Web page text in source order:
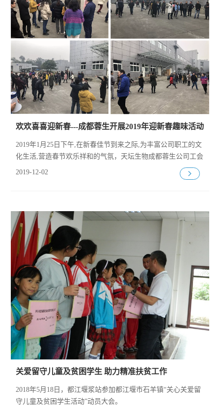
欢欢喜喜迎新春---成都蓉生开展2019年迎新春趣味活动
2019年1月25日下午,在新春佳节到来之际,为丰富公司职工的文
化生活,营造春节欢乐祥和的气氛，天坛生物成都蓉生公司工会
和团委联合开展了“20
2019-12-02
关爱留守儿童及贫困学生 助力精准扶贫工作
2018年5月18日，都江堰浆站参加都江堰市石羊镇“关心关爱留
守儿童及贫困学生活动”动员大会。